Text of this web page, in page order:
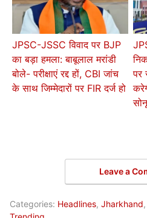
JPSC-JSSC विवाद पर BJP
का बड़ा हमला: बाबूलाल मरांडी
बोले- परीक्षाएं रद्द हों, CBI जांच
के साथ जिम्मेदारों पर FIR दर्ज हो
पर
सोनू
Leave a
Categories: Headlines, Jharkhand,